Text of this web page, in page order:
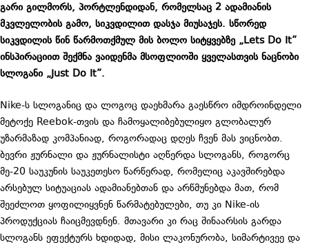
გარი გილმორს, პორტლენდიდან, რომელსაც 2 ადამიანის
მკვლელობის გამო, სიკვდილით დასჯა მიუსაჯეს. სწორედ
სიკვდილის წინ წარმოთქმულ მის ბოლო სიტყვებზე „Lets Do It”
ინსპირაციით შექმნა ვაიდენმა მსოფლიოში ყველასთვის ნაცნობი
სლოგანი „Just Do It”.
Nike-ს სლოგანიც და ლოგოც დაეხმარა გაესწრო იმდროინდელი
მეტოქე Reebok-თვის და ჩამოყალიბებულიყო გლობალურ
უზარმაზად კომპანიად, როგორადაც დღეს ჩვენ მას ვიცნობთ.
ბევრი ჟურნალი და ჟურნალისტი აღწერდა სლოგანს, როგორც
მე-20 საუკუნის საუკეთესო წარწერად, რომელიც აკავშირებდა
არსებულ სიტუაციას ადამიანებთან და არწმუნებდა მათ, რომ
შეეძლოთ ყოფილიყვნენ წარმატებულები, თუ კი Nike-ის
პროდუქციას ჩაიცმევდნენ. მთავარი კი რაც შინაარსის გარდა
სლოგანს ეფექტურს ხდიდად, მისი ლაკონურობა, სიმარტივეე და